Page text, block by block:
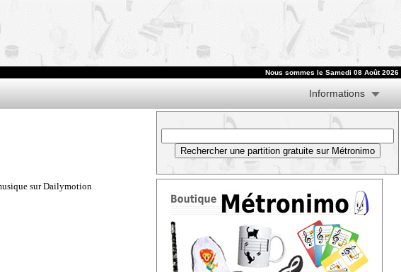
Nous sommes le Samedi 08 Août 2026
Informations